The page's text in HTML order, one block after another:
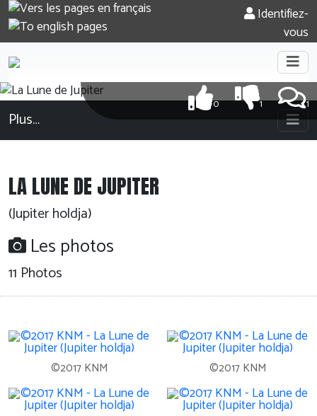
Identifiez-
vous
1
1
0
Plus…
LA LUNE DE JUPITER
(Jupiter holdja)
Les photos
11 Photos
©2017 KNM ©2017 KNM